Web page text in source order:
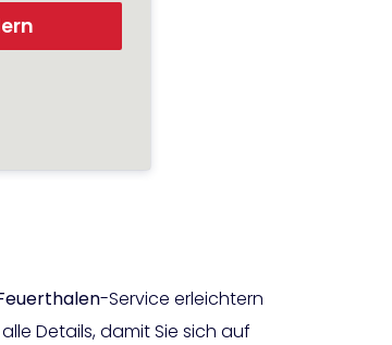
-Service erleichtern
Details, damit Sie sich auf